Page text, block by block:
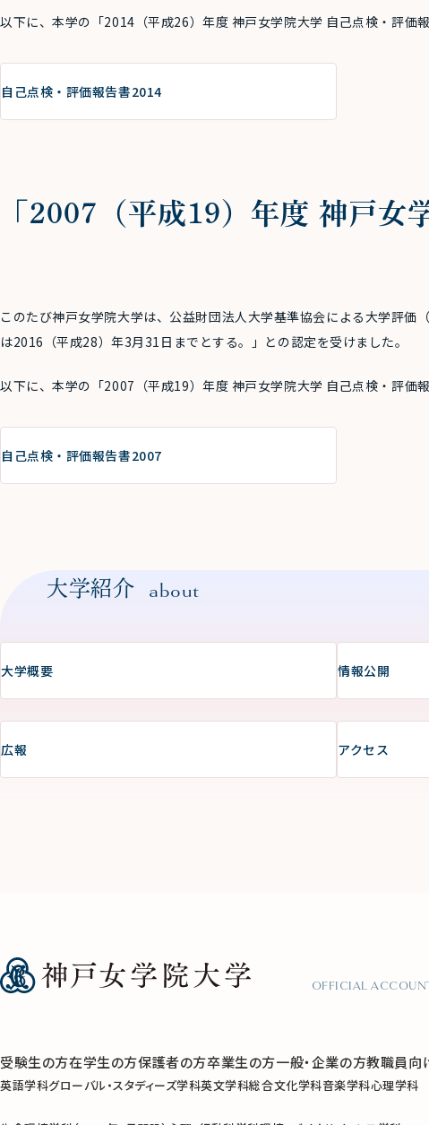
以下に、本学の「2014（平成26）年度 神戸女学院大学 自己点検・評価報
自己点検・評価報告書2014
「2007（平成19）年度 神戸女
このたび神戸女学院大学は、公益財団法人大学基準協会による大学評価（
は2016（平成28）年3月31日までとする。」との認定を受けました。
以下に、本学の「2007（平成19）年度 神戸女学院大学 自己点検・評価報
自己点検・評価報告書2007
大学紹介 about
大学概要 情報公開
広報 アクセス
OFFICIAL
受験生の方在学生の方保護者の方卒業生の方一般・企業の方教職員向
英語学科グローバル・スタディーズ学科英文学科総合文化学科音楽学科心理学科